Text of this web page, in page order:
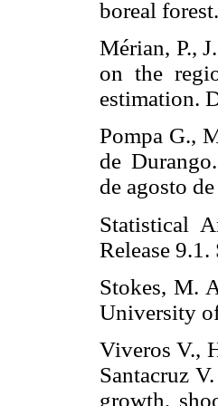
boreal
Mérian, P.,
on the
Pompa G.,
de
de agosto
Statistical
Release
Stokes, M.
University
Viveros V.,
Santacruz
growth,